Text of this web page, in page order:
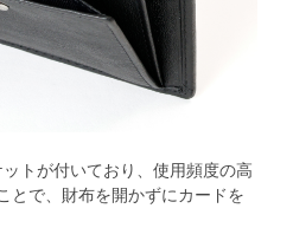
トが付いており、使用頻度の高
とで、財布を開かずにカードを